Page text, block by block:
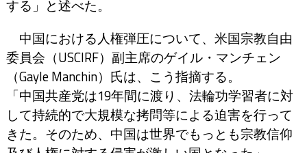
する」と述べた。
中国における人権弾圧について、米国宗教自由
委員会（USCIRF）副主席のゲイル・マンチェン
（Gayle Manchin）氏は、こう指摘する。
「中国共産党は19年間に渡り、法輪功学習者に対
して持続的で大規模な拷問等による迫害を行って
きた。そのため、中国は世界でもっとも宗教信仰